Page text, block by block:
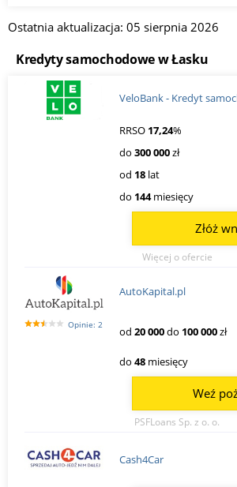
Ostatnia aktualizacja: 05 sierpnia 2026
Kredyty samochodowe w Łasku
VeloBank - Kredyt
RRSO 17,24%
do 300 000zł
od 18 lat
do 144miesięcy
Więcej o ofercie
Złóż
Opinie: 2
AutoKapital.pl
od 20 000do 100 000zł
do 48 miesięcy
PSFLoans Sp. z o. o.
Weź
Cash4Car